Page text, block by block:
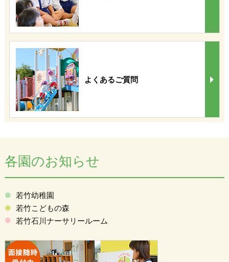
よくあるご質問
各園のお知らせ
若竹幼稚園
若竹こどもの森
若竹石川ナーサリールーム